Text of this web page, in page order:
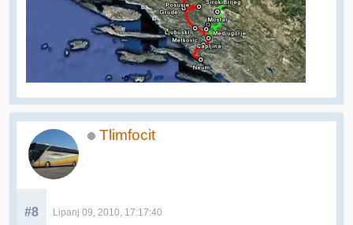
Tlimfocit
#8 Lipanj 09, 2010, 17:17:40